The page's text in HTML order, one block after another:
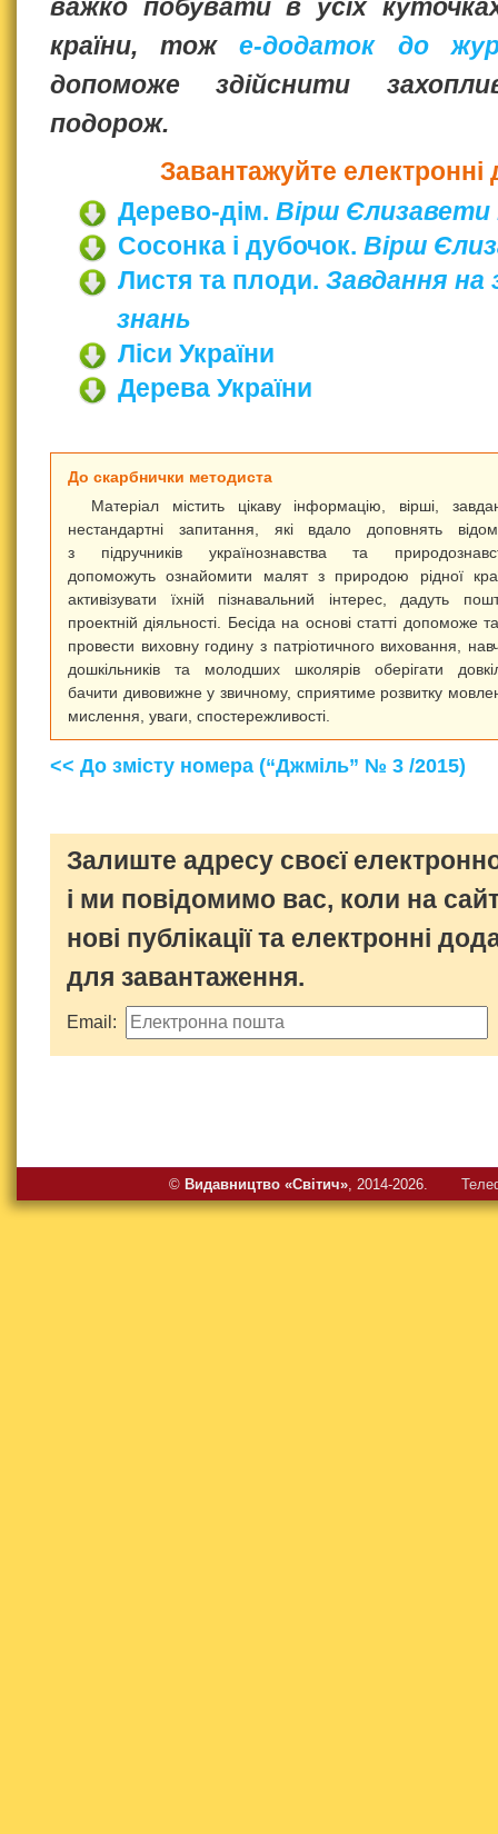
важко побувати в усіх
країни, тоже‑додаток до
допоможе здійснити
подорож.
Завантажуйте електронні
Дерево‑дім. Вірш Єлизавети
Сосонка і дубочок. Вірш
Листя та плоди. Завдання на
знань
Ліси України
Дерева України
До скарбнички методиста
Матеріал містить цікаву інформацію, вірші,
нестандартні запитання, які вдало доповнять
з підручників українознавства та
допоможуть ознайомити малят з природою рідної
активізувати їхній пізнавальний інтерес, дадуть
проектній діяльності. Бесіда на основі статті допоможе
провести виховну годину з патріотичного виховання,
дошкільників та молодших школярів оберігати
бачити дивовижне у звичному, сприятиме розвитку
мислення, уваги, спостережливості.
<< До змісту номера (“Джміль” № 3 /2015)
Залиште адресу своєї
і ми повідомимо вас, коли на
нові публікації та електронні
для завантаження.
Email:
© Видавництво «Свiтич», 2014-2026.